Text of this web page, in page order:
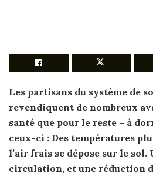
Les partisans du système de
revendiquent de nombreux
santé que pour le reste – à
ceux-ci : Des températures
l’air frais se dépose sur le
circulation, et une réduction